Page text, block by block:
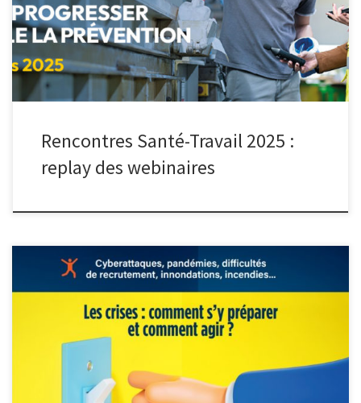
Interentreprises (SPSTI) du réseau Présanse Hauts-de-France se
sont mobilisés pour vous proposer une série de […]
Rencontres Santé-Travail 2025 :
replay des webinaires
⚠ Cyberattaques, incendies, pandémies, difficultés de
recrutement, inondations,… Les crises, ça n’arrive pas qu’aux
autres et les entreprises n’y échappent pas ! De nature et d’impact
multiples, même si on ne peut pas les éviter totalement, on peut
s’y préparer pour mieux y faire face. ✔ Et quoi de plus concret […]